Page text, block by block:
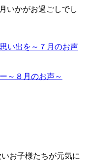
いかがお過ごしでし
い出を～７月のお声
～８月のお声～
お子様たちが元気に